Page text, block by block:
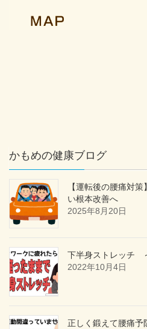
かもめの健康ブログ
【運転後の腰痛対
い根本改善へ
2025年8月20日
下半身ストレッチ
2022年10月4日
正しく鍛えて腰痛予